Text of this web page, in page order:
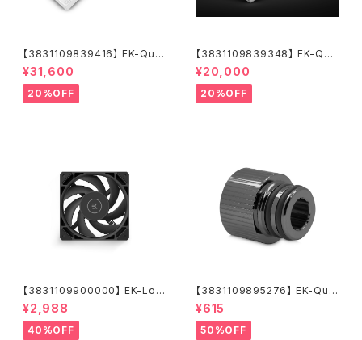
【3831109839416】 EK-Qua
ntum Surface P560M - Whi
te
¥31,600
20%OFF
【3831109839348】 EK-Qua
ntum Surface P280M X-Flo
w - White
¥20,000
20%OFF
【3831109900000】 EK-Loo
p Fan FPT 120 - Black (550
-2300rpm)
¥2,988
40%OFF
【3831109895276】 EK-Qua
ntum Torque Push-In Adap
ter M 14 - Black Nickel
¥615
50%OFF